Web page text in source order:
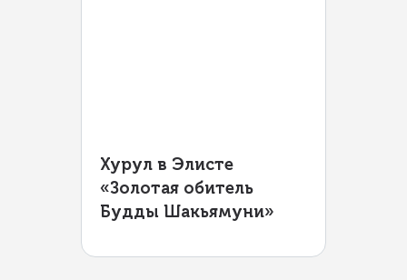
Хурул в Элисте
«Золотая обитель
Будды Шакьямуни»